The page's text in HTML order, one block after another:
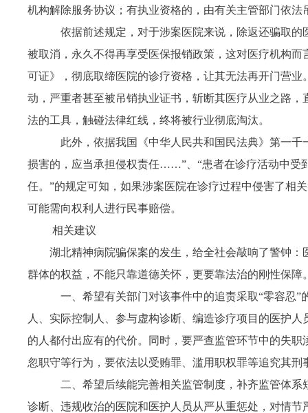
机构解除服务协议；有执业资格的，由有关主管部门依
依据前述规定，对于涉案医院来说，除返还骗取的
被取消，永久不得再享受医保报销政策，这对医疗机构
可证》，彻底取缔医院的诊疗资格，让其无法再开门营
动，严重者甚至被吊销执业证书，斩断其医疗从业之路
法的工具，触碰法律红线，终将被行业彻底淘汰。
此外，依据我国《中华人民共和国民法典》第一千
损害的，应当承担侵权责任……”、“患者在诊疗活动中受
任。”的规定可知，如果涉案医院在诊疗过程中侵害了相
可能需向权利人进行民事赔偿。
相关建议
湖北精神病院骗保案的发生，给全社会敲响了警钟
群体的权益，不能只靠道德关怀，更要靠法治的刚性保障
一、希望有关部门对该事件中的追责采取“零容忍”
人、实际控制人、参与虚构诊断、编造诊疗项目的医护
的人都付出应有的代价。同时，要严查监管环节中的失
忽职守等行为，要依法以受贿罪、滥用职权罪等追究其
二、希望后续能完善相关监管制度，补齐监管体系
诊断、违规收治的医院和医护人员从严从重惩处，对情